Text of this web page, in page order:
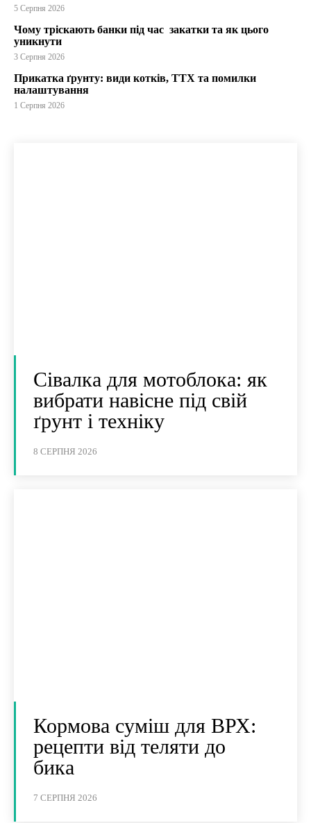
5 Серпня 2026
Чому тріскають банки під час закатки та як цього
уникнути
3 Серпня 2026
Прикатка ґрунту: види котків, ТТХ та помилки
налаштування
1 Серпня 2026
Сівалка для мотоблока: як
вибрати навісне під свій
ґрунт і техніку
8 СЕРПНЯ 2026
Кормова суміш для ВРХ:
рецепти від теляти до
бика
7 СЕРПНЯ 2026